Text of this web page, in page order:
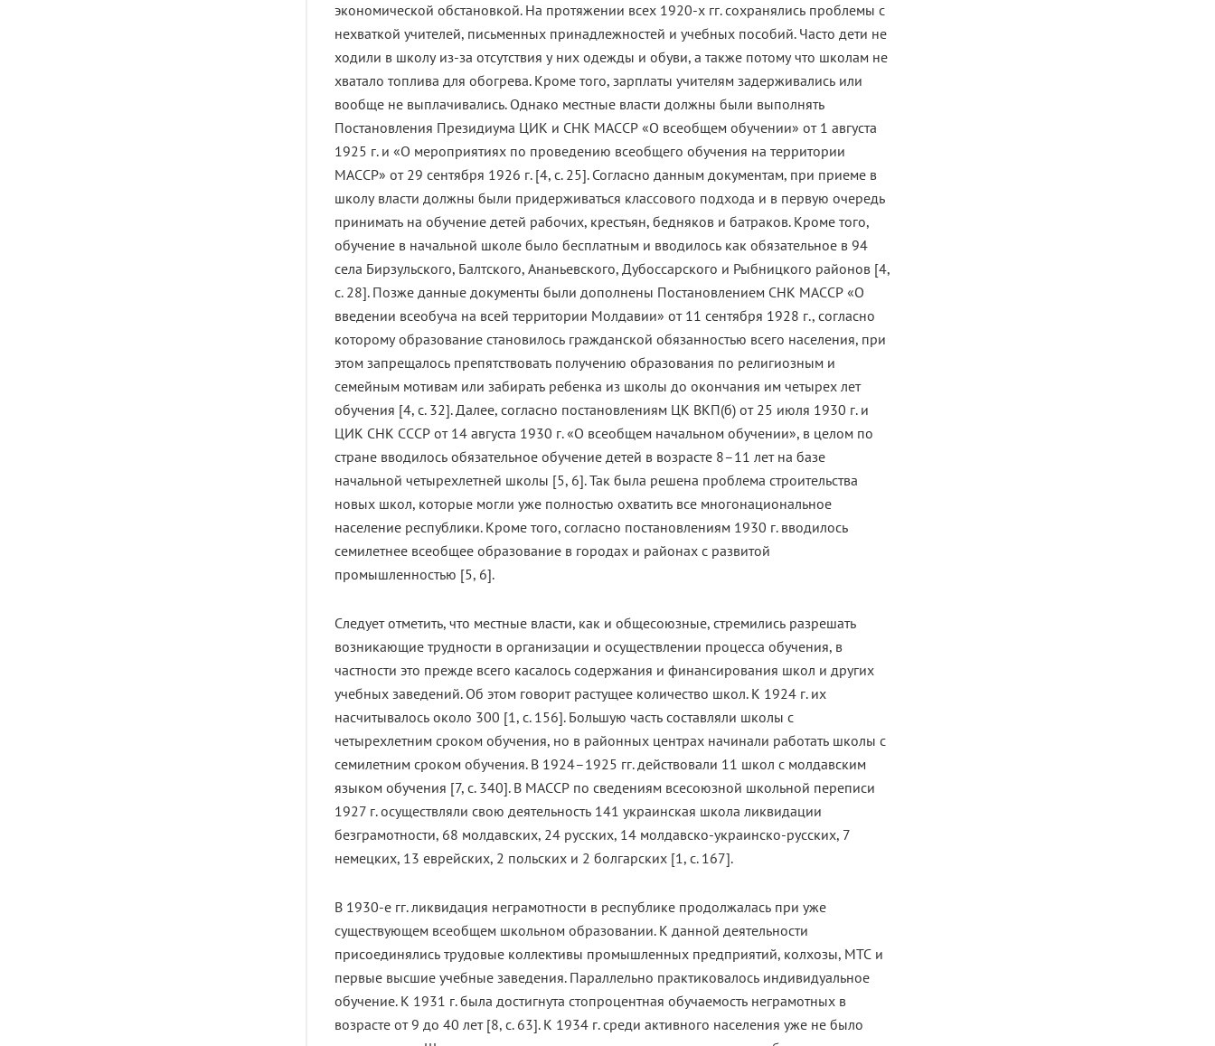
экономической обстановкой. На протяжении всех 1920-х гг. сохранялись проблемы с
нехваткой учителей, письменных принадлежностей и учебных пособий. Часто дети не
ходили в школу из-за отсутствия у них одежды и обуви, а также потому что школам не
хватало топлива для обогрева. Кроме того, зарплаты учителям задерживались или
вообще не выплачивались. Однако местные власти должны были выполнять
Постановления Президиума ЦИК и СНК МАССР «О всеобщем обучении» от 1 августа
1925 г. и «О мероприятиях по проведению всеобщего обучения на территории
МАССР» от 29 сентября 1926 г. [4, с. 25]. Согласно данным документам, при приеме в
школу власти должны были придерживаться классового подхода и в первую очередь
принимать на обучение детей рабочих, крестьян, бедняков и батраков. Кроме того,
обучение в начальной школе было бесплатным и вводилось как обязательное в 94
села Бирзульского, Балтского, Ананьевского, Дубоссарского и Рыбницкого районов [4,
с. 28]. Позже данные документы были дополнены Постановлением СНК МАССР «О
введении всеобуча на всей территории Молдавии» от 11 сентября 1928 г., согласно
которому образование становилось гражданской обязанностью всего населения, при
этом запрещалось препятствовать получению образования по религиозным и
семейным мотивам или забирать ребенка из школы до окончания им четырех лет
обучения [4, с. 32]. Далее, согласно постановлениям ЦК ВКП(б) от 25 июля 1930 г. и
ЦИК СНК СССР от 14 августа 1930 г. «О всеобщем начальном обучении», в целом по
стране вводилось обязательное обучение детей в возрасте 8–11 лет на базе
начальной четырехлетней школы [5, 6]. Так была решена проблема строительства
новых школ, которые могли уже полностью охватить все многонациональное
население республики. Кроме того, согласно постановлениям 1930 г. вводилось
семилетнее всеобщее образование в городах и районах с развитой
промышленностью [5, 6].
Следует отметить, что местные власти, как и общесоюзные, стремились разрешать
возникающие трудности в организации и осуществлении процесса обучения, в
частности это прежде всего касалось содержания и финансирования школ и других
учебных заведений. Об этом говорит растущее количество школ. К 1924 г. их
насчитывалось около 300 [1, с. 156]. Большую часть составляли школы с
четырехлетним сроком обучения, но в районных центрах начинали работать школы с
семилетним сроком обучения. В 1924–1925 гг. действовали 11 школ с молдавским
языком обучения [7, с. 340]. В МАССР по сведениям всесоюзной школьной переписи
1927 г. осуществляли свою деятельность 141 украинская школа ликвидации
безграмотности, 68 молдавских, 24 русских, 14 молдавско-украинско-русских, 7
немецких, 13 еврейских, 2 польских и 2 болгарских [1, с. 167].
В 1930-е гг. ликвидация неграмотности в республике продолжалась при уже
существующем всеобщем школьном образовании. К данной деятельности
присоединялись трудовые коллективы промышленных предприятий, колхозы, МТС и
первые высшие учебные заведения. Параллельно практиковалось индивидуальное
обучение. К 1931 г. была достигнута стопроцентная обучаемость неграмотных в
возрасте от 9 до 40 лет [8, с. 63]. К 1934 г. среди активного населения уже не было